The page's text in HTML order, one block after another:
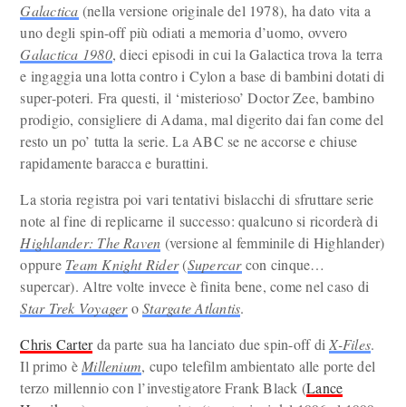
Galactica (nella versione originale del 1978), ha dato vita a
uno degli spin-off più odiati a memoria d’uomo, ovvero
Galactica 1980, dieci episodi in cui la Galactica trova la terra
e ingaggia una lotta contro i Cylon a base di bambini dotati di
super-poteri. Fra questi, il ‘misterioso’ Doctor Zee, bambino
prodigio, consigliere di Adama, mal digerito dai fan come del
resto un po’ tutta la serie. La ABC se ne accorse e chiuse
rapidamente baracca e burattini.
La storia registra poi vari tentativi bislacchi di sfruttare serie
note al fine di replicarne il successo: qualcuno si ricorderà di
Highlander: The Raven (versione al femminile di Highlander)
oppure Team Knight Rider(Supercarcon cinque…
supercar). Altre volte invece è finita bene, come nel caso di
Star Trek VoyageroStargate Atlantis.
Chris Carterda parte sua ha lanciato due spin-off di X-Files.
Il primo è Millenium, cupo telefilm ambientato alle porte del
terzo millennio con l’investigatore Frank Black (Lance